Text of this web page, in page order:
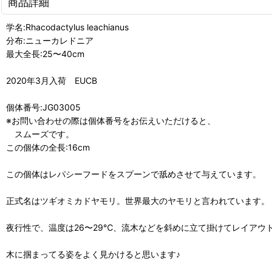
学名:Rhacodactylus leachianus
分布:ニューカレドニア
最大全長:25〜40cm
2020年3月入荷 EUCB
個体番号:JG03005
※お問い合わせの際は個体番号をお伝えいただけると、
スムーズです。
この個体の全長:16cm
この個体はレパシーフードをスプーンで舐めさせて与えています。
正式名はツギオミカドヤモリ。世界最大のヤモリと言われています。
夜行性で、温度は26〜29℃、流木などを斜めに立て掛けてレイアウト
木に掴まってる姿をよく見かけると思います♪